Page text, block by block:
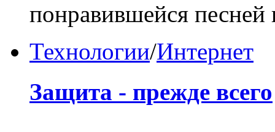
понравившейся
Технологии/Интернет
Защита - прежде всего